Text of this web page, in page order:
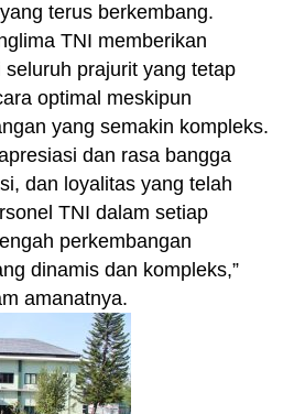
terus berkembang.
TNI memberikan
prajurit yang tetap
optimal meskipun
yang semakin kompleks.
dan rasa bangga
dan loyalitas yang telah
TNI dalam setiap
perkembangan
dinamis dan kompleks,”
amanatnya.